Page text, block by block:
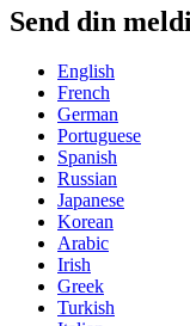
Send din
English
French
German
Portuguese
Spanish
Russian
Japanese
Korean
Arabic
Irish
Greek
Turkish